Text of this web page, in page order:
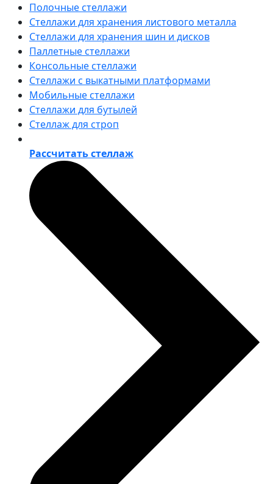
Полочные стеллажи
Стеллажи для хранения листового металла
Стеллажи для хранения шин и дисков
Паллетные стеллажи
Консольные стеллажи
Стеллажи с выкатными платформами
Мобильные стеллажи
Стеллажи для бутылей
Стеллаж для строп
Рассчитать стеллаж